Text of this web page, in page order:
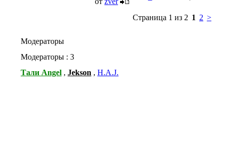
Страница 1 из 2 1 2 >
Модераторы
Модераторы : 3
Тали Angel , Jekson , H.A.J.